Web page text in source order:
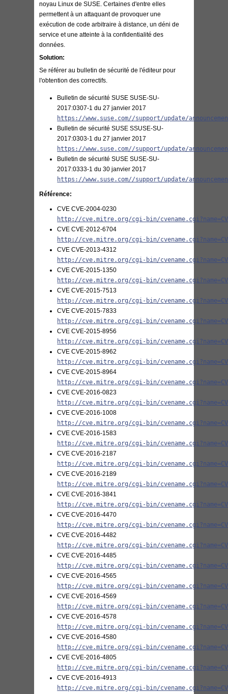
noyau Linux de SUSE. Certaines d'entre elles
permettent à un attaquant de provoquer une
exécution de code arbitraire à distance, un déni de
service et une atteinte à la confidentialité des
données.
Solution:
Se référer au bulletin de sécurité de l'éditeur pour
l'obtention des correctifs.
Bulletin de sécurité SUSE SUSE-SU-
2017:0307-1 du 27 janvier 2017
https://www.suse.com//support/update/
Bulletin de sécurité SUSE SSUSE-SU-
2017:0303-1 du 27 janvier 2017
https://www.suse.com//support/update/
Bulletin de sécurité SUSE SUSE-SU-
2017:0333-1 du 30 janvier 2017
https://www.suse.com//support/update/
Référence:
CVE CVE-2004-0230
http://cve.mitre.org/cgi-bin/
CVE CVE-2012-6704
http://cve.mitre.org/cgi-bin/
CVE CVE-2013-4312
http://cve.mitre.org/cgi-bin/
CVE CVE-2015-1350
http://cve.mitre.org/cgi-bin/
CVE CVE-2015-7513
http://cve.mitre.org/cgi-bin/
CVE CVE-2015-7833
http://cve.mitre.org/cgi-bin/
CVE CVE-2015-8956
http://cve.mitre.org/cgi-bin/
CVE CVE-2015-8962
http://cve.mitre.org/cgi-bin/
CVE CVE-2015-8964
http://cve.mitre.org/cgi-bin/
CVE CVE-2016-0823
http://cve.mitre.org/cgi-bin/
CVE CVE-2016-1008
http://cve.mitre.org/cgi-bin/
CVE CVE-2016-1583
http://cve.mitre.org/cgi-bin/
CVE CVE-2016-2187
http://cve.mitre.org/cgi-bin/
CVE CVE-2016-2189
http://cve.mitre.org/cgi-bin/
CVE CVE-2016-3841
http://cve.mitre.org/cgi-bin/
CVE CVE-2016-4470
http://cve.mitre.org/cgi-bin/
CVE CVE-2016-4482
http://cve.mitre.org/cgi-bin/
CVE CVE-2016-4485
http://cve.mitre.org/cgi-bin/
CVE CVE-2016-4565
http://cve.mitre.org/cgi-bin/
CVE CVE-2016-4569
http://cve.mitre.org/cgi-bin/
CVE CVE-2016-4578
http://cve.mitre.org/cgi-bin/
CVE CVE-2016-4580
http://cve.mitre.org/cgi-bin/
CVE CVE-2016-4805
http://cve.mitre.org/cgi-bin/
CVE CVE-2016-4913
http://cve.mitre.org/cgi-bin/